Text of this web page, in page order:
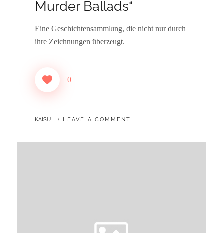
Murder Ballads“
Eine Geschichtensammlung, die nicht nur durch
ihre Zeichnungen überzeugt.
0
BY
KAISU LEAVE A COMMENT